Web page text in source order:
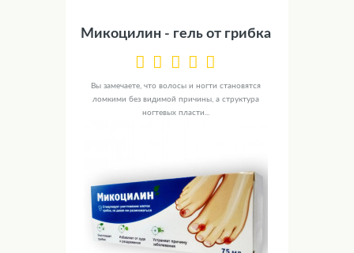
Микоцилин - гель от грибка
Вы замечаете, что волосы и ногти становятся
ломкими без видимой причины, а структура
ногтевых пласти...